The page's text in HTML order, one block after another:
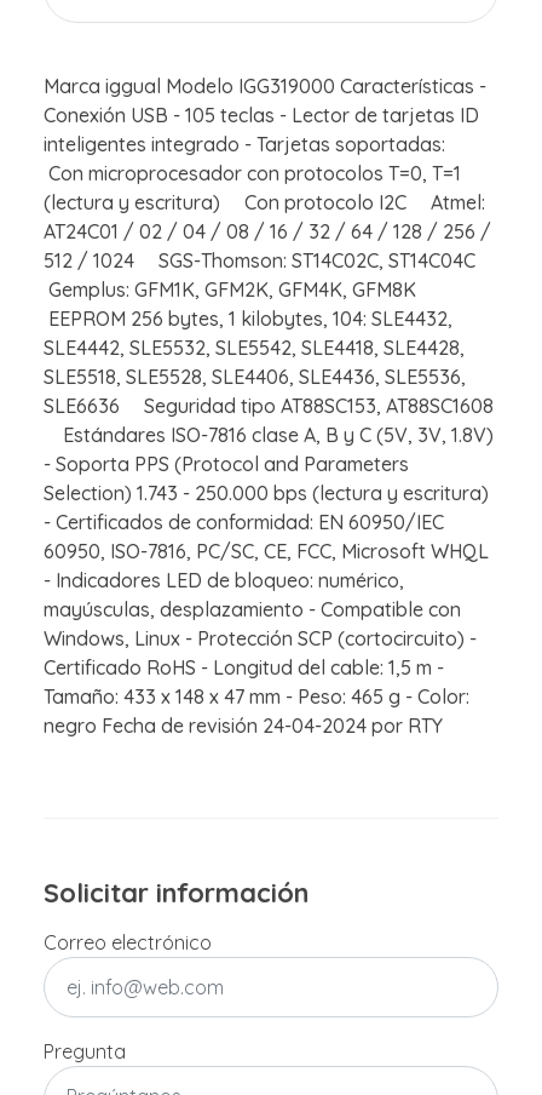
Marca iggual Modelo IGG319000 Características -
Conexión USB - 105 teclas - Lector de tarjetas ID
inteligentes integrado - Tarjetas soportadas:
Con microprocesador con protocolos T=0, T=1
(lectura y escritura) Con protocolo I2C Atmel:
AT24C01 / 02 / 04 / 08 / 16 / 32 / 64 / 128 / 256 /
512 / 1024 SGS-Thomson: ST14C02C, ST14C04C
Gemplus: GFM1K, GFM2K, GFM4K, GFM8K
EEPROM 256 bytes, 1 kilobytes, 104: SLE4432,
SLE4442, SLE5532, SLE5542, SLE4418, SLE4428,
SLE5518, SLE5528, SLE4406, SLE4436, SLE5536,
SLE6636 Seguridad tipo AT88SC153, AT88SC1608
Estándares ISO-7816 clase A, B y C (5V, 3V, 1.8V)
- Soporta PPS (Protocol and Parameters
Selection) 1.743 - 250.000 bps (lectura y escritura)
- Certificados de conformidad: EN 60950/IEC
60950, ISO-7816, PC/SC, CE, FCC, Microsoft WHQL
- Indicadores LED de bloqueo: numérico,
mayúsculas, desplazamiento - Compatible con
Windows, Linux - Protección SCP (cortocircuito) -
Certificado RoHS - Longitud del cable: 1,5 m -
Tamaño: 433 x 148 x 47 mm - Peso: 465 g - Color:
negro Fecha de revisión 24-04-2024 por RTY
Solicitar información
Correo electrónico
Pregunta